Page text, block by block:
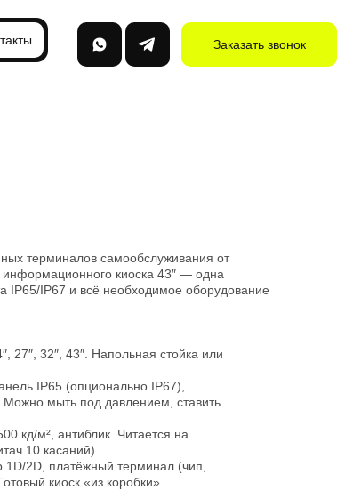
Заказать звонок
терминалов самообслуживания от
киоска 43″ — одна
IP65/IP67 и всё необходимое оборудование
27″, 32″, 43″. Напольная стойка или
IP65 (опционально IP67),
мыть под давлением, ставить
кд/м², антиблик. Читается на
10 касаний).
2D, платёжный терминал (чип,
киоск «из коробки».